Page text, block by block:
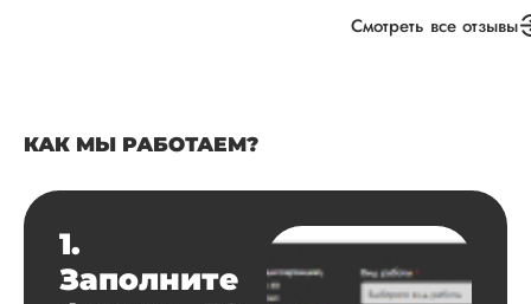
Читать полный
Вид работы:
Диссертация
Смотреть все отзывы
КАК МЫ РАБОТАЕМ?
1.
Заполните